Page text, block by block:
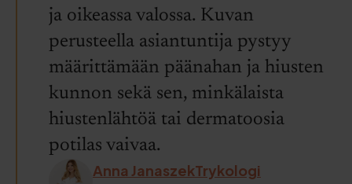
ja oikeassa valossa. Kuvan
perusteella asiantuntija pystyy
määrittämään päänahan ja hiusten
kunnon sekä sen, minkälaista
hiustenlähtöä tai dermatoosia
potilas vaivaa.
Anna JanaszekTrykologi